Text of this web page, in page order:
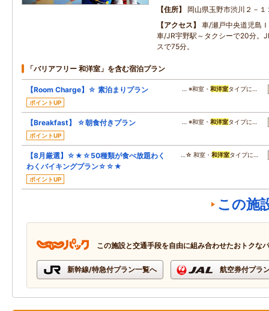
住所
岡山県玉野市渋川２－１
アクセス
車/瀬戸中央道児島
車/JR宇野駅～タクシーで20分。
スで75分。
「バリアフリー 和洋室」を含む宿泊プラン
【Room Charge】☆ 素泊まりプラン
ポイントUP
… ※和室・和洋室タイプに…
【Breakfast】 ☆朝食付きプラン
ポイントUP
… ※和室・和洋室タイプに…
【8月厳選】☆★☆50種類が食べ放題わく
わくバイキングプラン☆☆★
ポイントUP
…☆ 和室・和洋室タイプに…
この施
この施設と交通手段を自由に組み合わせたおトクな
新幹線/特急付プラン一覧へ 航空券付プラ